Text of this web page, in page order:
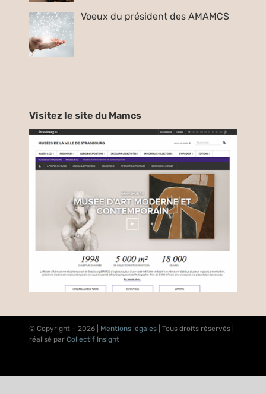
Voeux du président des AMAMCS
Visitez le site du Mamcs
© Copyright – 2026 | Mentions légales | Tous droits réservés |
réalisé parCollectif Insight